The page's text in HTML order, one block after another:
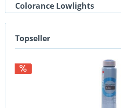
Colorance Lowlights
Topseller